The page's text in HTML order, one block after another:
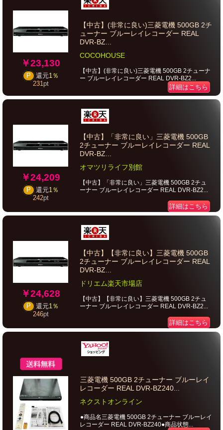
￥23,130
P 還元1％
231pt
【中古】(非常に良い)三菱電機 500GB 2チ
ューナー ブルーレイレコーダー REAL
DVR-BZ...
COCOHOUSE
【中古】(非常に良い)三菱電機 500GB 2チューナ
ー ブルーレイレコーダー REAL DVR-BZ2...
詳細はこちら
￥24,209
P 還元1％
242pt
【中古】「非常に良い」三菱電機 500GB
2チューナー ブルーレイレコーダー REAL
DVR-BZ...
オマツリライフ別館
【中古】「非常に良い」三菱電機 500GB 2チュ
ーナー ブルーレイレコーダー REAL DVR-BZ2...
詳細はこちら
￥24,628
P 還元1％
246pt
【中古】【非常に良い】三菱電機 500GB
2チューナー ブルーレイレコーダー REAL
DVR-BZ...
ドリエム楽天市場店
【中古】【非常に良い】三菱電機 500GB 2チュ
ーナー ブルーレイレコーダー REAL DVR-BZ2...
詳細はこちら
三菱電機 500GB 2チューナー ブルーレイ
レコーダー REAL DVR-BZ240...
ネクストオンライン
●商品名三菱電機 500GB 2チューナー ブルーレイ
レコーダー REAL DVR-BZ240●商品状態...